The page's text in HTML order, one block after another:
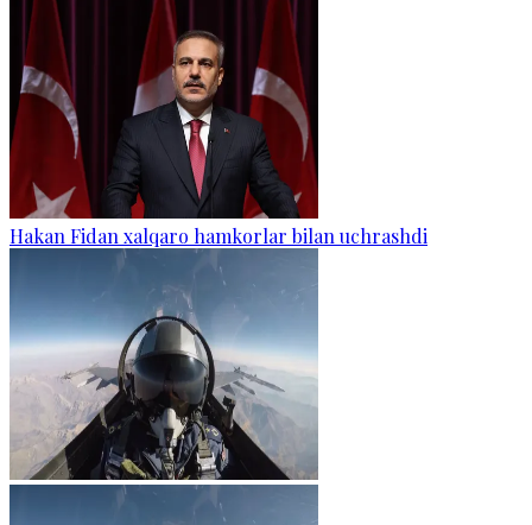
Hakan Fidan xalqaro hamkorlar bilan uchrashdi